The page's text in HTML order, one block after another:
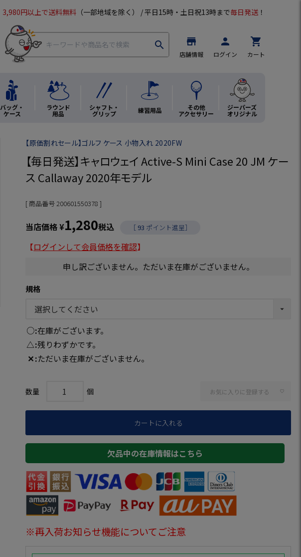
3,980円以上で送料無料 （一部地域を除く） / 平日15時・土日祝13時まで毎日発送 ！
search store
店舗情報
person
ログイン
shopping_cart
カート
バッグ・
ケース
ラウンド
用品
シャフト・
グリップ 練習用品 その他
アクセサリー
ジーパーズ
オリジナル
【原価割れセール】ゴルフ ケース 小物入れ 2020FW
【毎日発送】キャロウェイ Active-S Mini Case 20 JM ケー
ス Callaway 2020年モデル
商品番号200601550378
当店価格¥1,280税込 ［ 93 ポイント進呈］
【ログインして会員価格を確認】
申し訳ございません。ただいま在庫がございません。
規格
○ 在庫がございます。
△ 残りわずかです。
✕ ただいま在庫がございません。
お気に入りに登録する
カートに入れる
欠品中の在庫情報はこちら
※再入荷お知らせ機能についてご注意